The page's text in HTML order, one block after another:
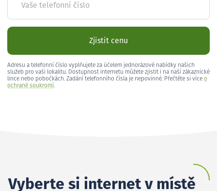
Vaše telefonní číslo
Zjistit cenu
Adresu a telefonní číslo vyplňujete za účelem jednorázové nabídky našich
služeb pro vaši lokalitu. Dostupnost internetu můžete zjistit i na naší zákaznické
lince nebo pobočkách. Zadání telefonního čísla je nepovinné. Přečtěte si více o
ochraně soukromí.
Vyberte si internet v místě